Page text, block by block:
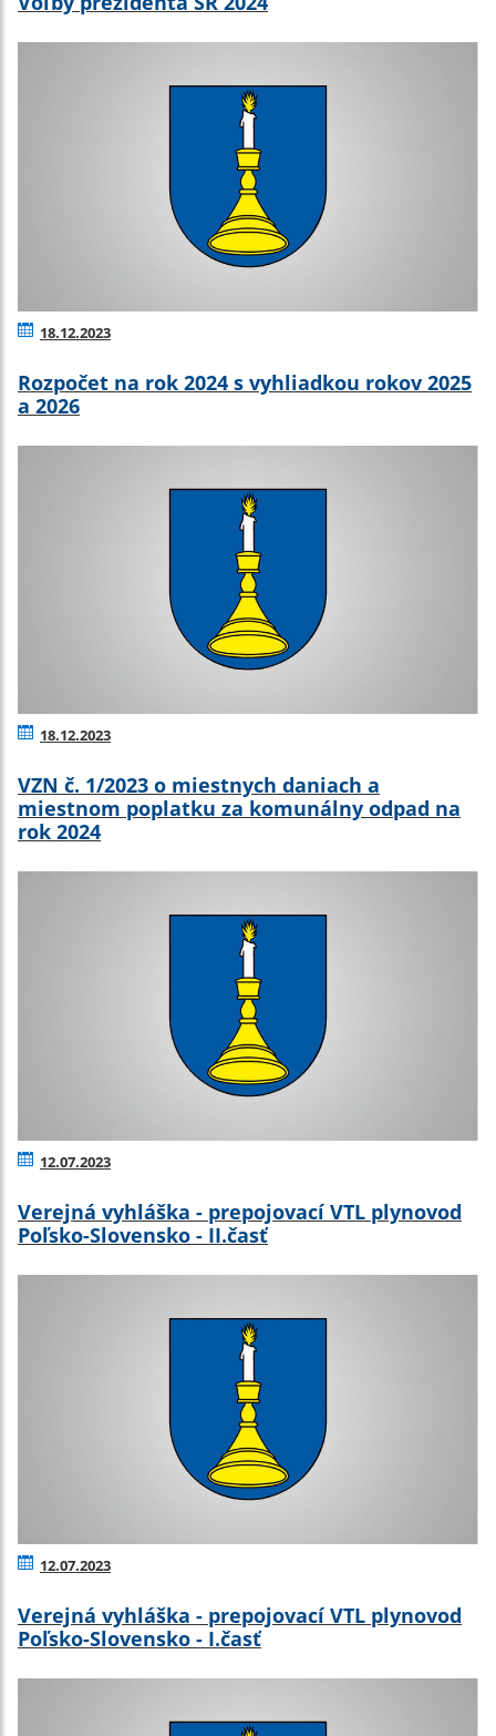
18.12.2023
Rozpočet na rok 2024 s vyhliadkou rokov 2025
a 2026
18.12.2023
VZN č. 1/2023 o miestnych daniach a
miestnom poplatku za komunálny odpad na
rok 2024
12.07.2023
Verejná vyhláška - prepojovací VTL plynovod
Poľsko-Slovensko - II.časť
12.07.2023
Verejná vyhláška - prepojovací VTL plynovod
Poľsko-Slovensko - I.časť